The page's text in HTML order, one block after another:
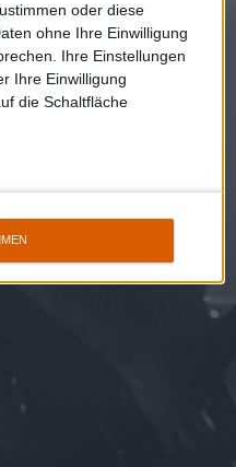
oder diese
ohne Ihre Einwilligung
Ihre Einstellungen
Ihre Einwilligung
die Schaltfläche